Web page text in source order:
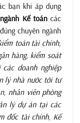
bạn khi áp dụng
Kế toáncác
chuyên ngành
toán tài chính,
hàng, kiểm soát
doanh nghiệp
lý nhà nước tới tư
nhân viên phòng
lý dự án tại các
đốc tài chính, Kế